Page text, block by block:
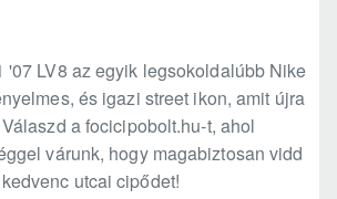
'07 LV8 az egyik legsokoldalúbb Nike
és igazi street ikon, amit újra
a focicipobolt.hu-t, ahol
várunk, hogy magabiztosan vidd
utcai cipődet!